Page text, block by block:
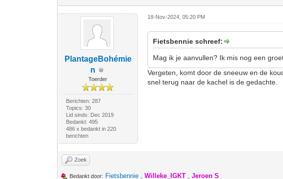
PlantageBohémie
n
Toerder
Berichten: 287
Topics: 30
Lid sinds: Dec 2019
Bedankt: 495
486 x bedankt in 220
berichten
18-Nov-2024, 05:20 PM
Fietsbennie schreef:
Mag ik je aanvullen? Ik mis nog een
Vergeten, komt door de sneeuw en de
snel terug naar de kachel is de gedachte.
Zoek
Bedankt door: Fietsbennie ,Willeke_IGKT ,Jeroen S